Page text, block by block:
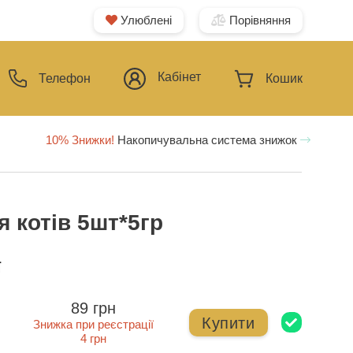
Улюблені Порівняння
Телефон Кабінет Кошик
10% Знижки! Накопичувальна система знижок
5шт*5гр
89 грн
Знижка при реєстрації
4 грн
Купити